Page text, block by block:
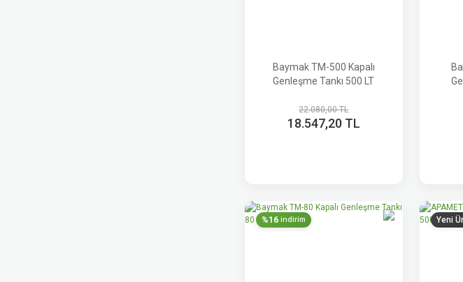
Baymak TM-500 Kapalı
Genleşme Tankı 500 LT
22.080,00 TL
18.547,20 TL
%16 indirim Yeni